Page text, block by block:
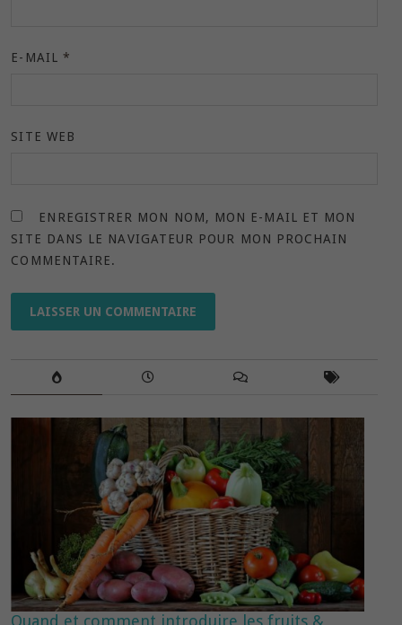
E-MAIL *
SITE WEB
ENREGISTRER MON NOM, MON E-MAIL ET MON
SITE DANS LE NAVIGATEUR POUR MON PROCHAIN
COMMENTAIRE.
Quand et comment introduire les fruits &